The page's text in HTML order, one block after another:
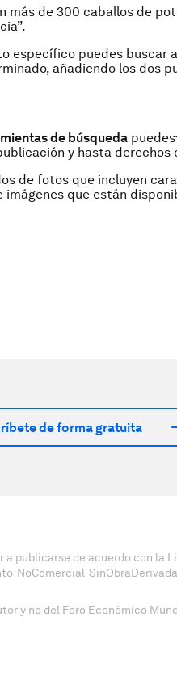
más de 300 caballos de
específico puedes buscar
añadiendo los dos
de búsqueda puedes
y hasta derechos
de fotos que incluyen
que están
de forma gratuita
a publicarse de acuerdo con la
NoComercial-
y no del Foro Económico